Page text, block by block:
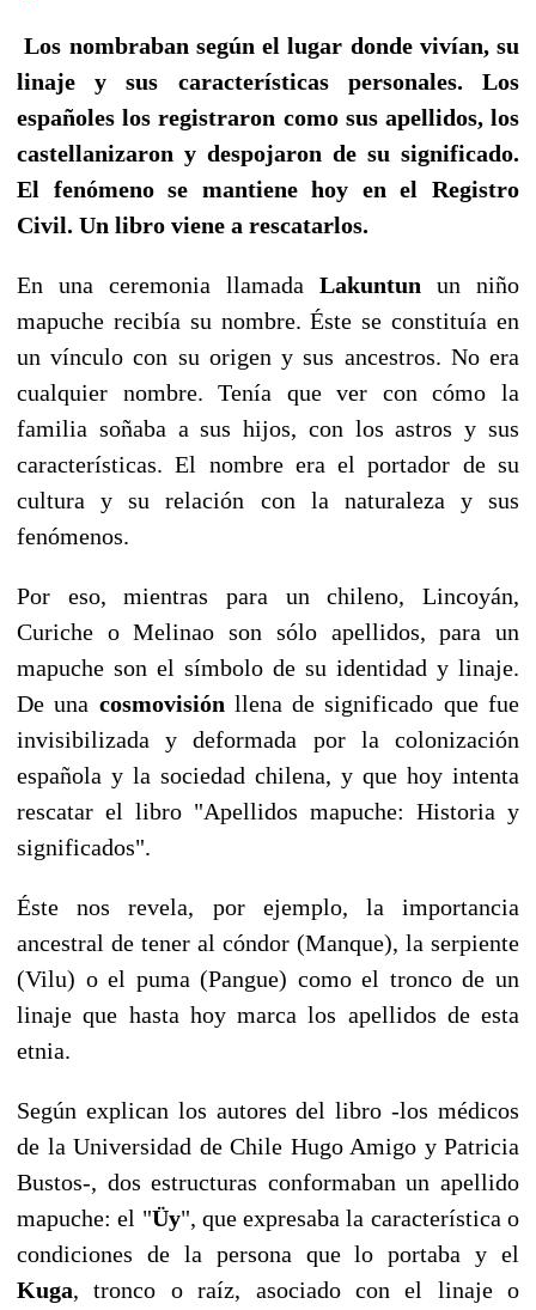
Los nombraban según el lugar donde vivían, su
linaje y sus características personales. Los
españoles los registraron como sus apellidos, los
castellanizaron y despojaron de su significado.
El fenómeno se mantiene hoy en el Registro
Civil. Un libro viene a rescatarlos.
En una ceremonia llamada Lakuntun un niño
mapuche recibía su nombre. Éste se constituía en
un vínculo con su origen y sus ancestros. No era
cualquier nombre. Tenía que ver con cómo la
familia soñaba a sus hijos, con los astros y sus
características. El nombre era el portador de su
cultura y su relación con la naturaleza y sus
fenómenos.
Por eso, mientras para un chileno, Lincoyán,
Curiche o Melinao son sólo apellidos, para un
mapuche son el símbolo de su identidad y linaje.
De una cosmovisión llena de significado que fue
invisibilizada y deformada por la colonización
española y la sociedad chilena, y que hoy intenta
rescatar el libro "Apellidos mapuche: Historia y
significados".
Éste nos revela, por ejemplo, la importancia
ancestral de tener al cóndor (Manque), la serpiente
(Vilu) o el puma (Pangue) como el tronco de un
linaje que hasta hoy marca los apellidos de esta
etnia.
Según explican los autores del libro -los médicos
de la Universidad de Chile Hugo Amigo y Patricia
Bustos-, dos estructuras conformaban un apellido
mapuche: el "Üy", que expresaba la característica o
condiciones de la persona que lo portaba y el
Kuga, tronco o raíz, asociado con el linaje o